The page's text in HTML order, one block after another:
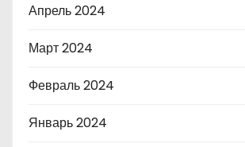
Апрель 2024
Март 2024
Февраль 2024
Январь 2024